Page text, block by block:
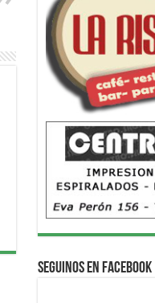
Seguinos en Facebook